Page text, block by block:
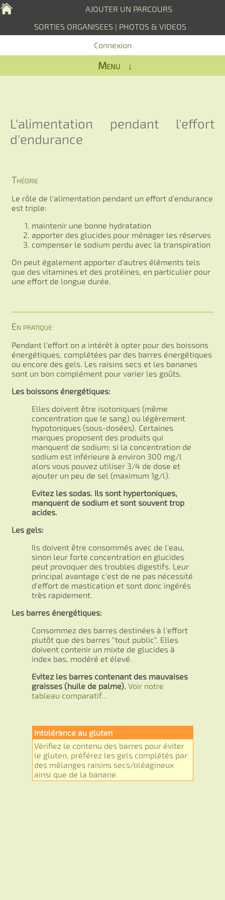
AJOUTER UN PARCOURS
SORTIES ORGANISEES | PHOTOS & VIDEOS
Connexion
Menu ↓
L'alimentation pendant l'effort
d'endurance
Théorie
Le rôle de l'alimentation pendant un effort d'endurance
est triple:
maintenir une bonne hydratation
apporter des glucides pour ménager les réserves
compenser le sodium perdu avec la transpiration
On peut également apporter d'autres éléments tels
que des vitamines et des protéines, en particulier pour
une effort de longue durée.
En pratique
Pendant l'effort on a intérêt à opter pour des boissons
énergétiques, complétées par des barres énergétiques
ou encore des gels. Les raisins secs et les bananes
sont un bon complément pour varier les goûts.
Les boissons énergétiques:
Elles doivent être isotoniques (même
concentration que le sang) ou légèrement
hypotoniques (sous-dosées). Certaines
marques proposent des produits qui
manquent de sodium; si la concentration de
sodium est inférieure à environ 300 mg/l
alors vous pouvez utiliser 3/4 de dose et
ajouter un peu de sel (maximum 1g/l).
Evitez les sodas. Ils sont hypertoniques,
manquent de sodium et sont souvent trop
acides.
Les gels:
Ils doivent être consommés avec de l'eau,
sinon leur forte concentration en glucides
peut provoquer des troubles digestifs. Leur
principal avantage c'est de ne pas nécessité
d'effort de mastication et sont donc ingérés
très rapidement.
Les barres énergétiques:
Consommez des barres destinées à l'effort
plutôt que des barres "tout public". Elles
doivent contenir un mixte de glucides à
index bas, modéré et élevé.
Evitez les barres contenant des mauvaises
graisses (huile de palme). Voir notre
tableau comparatif...
Intolérance au gluten
Vérifiez le contenu des barres pour éviter
le gluten, préférez les gels complétés par
des mélanges raisins secs/oléagineux
ainsi que de la banane.